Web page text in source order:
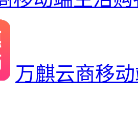
万麒云商移